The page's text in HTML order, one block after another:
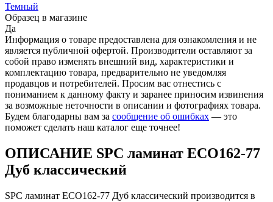
Темный
Образец в магазине
Да
Информация о товаре предоставлена для ознакомления и не
является публичной офертой. Производители оставляют за
собой право изменять внешний вид, характеристики и
комплектацию товара, предварительно не уведомляя
продавцов и потребителей. Просим вас отнестись с
пониманием к данному факту и заранее приносим извинения
за возможные неточности в описании и фотографиях товара.
Будем благодарны вам за сообщение об ошибках — это
поможет сделать наш каталог еще точнее!
ОПИСАНИЕ SPC ламинат ЕСО162-77
Дуб классический
SPC ламинат ЕСО162-77 Дуб классический производится в